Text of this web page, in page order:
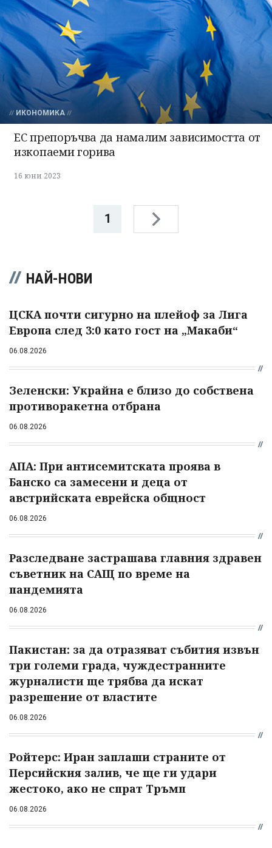
ИКОНОМИКА
ЕС препоръчва да намалим зависимостта от
изкопаеми горива
16 юни 2023
1
НАЙ-НОВИ
ЦСКА почти сигурно на плейоф за Лига
Европа след 3:0 като гост на „Макаби“
06.08.2026
Зеленски: Украйна е близо до собствена
противоракетна отбрана
06.08.2026
АПА: При антисемитската проява в
Банско са замесени и деца от
австрийската еврейска общност
06.08.2026
Разследване застрашава главния здравен
съветник на САЩ по време на
пандемията
06.08.2026
Пакистан: за да отразяват събития извън
три големи града, чуждестранните
журналисти ще трябва да искат
разрешение от властите
06.08.2026
Ройтерс: Иран заплаши страните от
Персийския залив, че ще ги удари
жестоко, ако не спрат Тръмп
06.08.2026